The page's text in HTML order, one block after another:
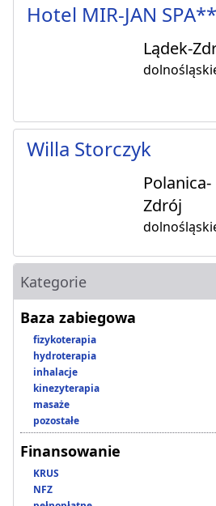
Hotel MIR-JAN
Lądek-
Willa Storczyk
Polanica-
Zdrój
Kategorie
Baza zabiegowa
fizykoterapia
hydroterapia
inhalacje
kinezyterapia
masaże
pozostałe
Finansowanie
KRUS
NFZ